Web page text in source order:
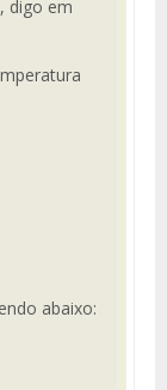
digo em
abaixo: